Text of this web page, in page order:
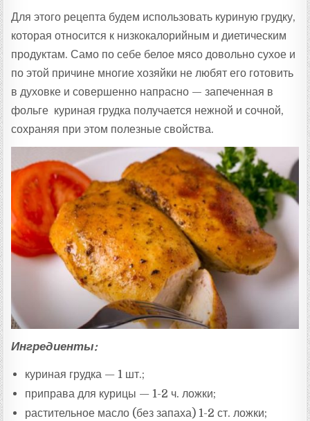
Для этого рецепта будем использовать куриную грудку,
которая относится к низкокалорийным и диетическим
продуктам. Само по себе белое мясо довольно сухое и
по этой причине многие хозяйки не любят его готовить
в духовке и совершенно напрасно — запеченная в
фольге куриная грудка получается нежной и сочной,
сохраняя при этом полезные свойства.
Ингредиенты:
куриная грудка — 1 шт.;
приправа для курицы — 1-2 ч. ложки;
растительное масло (без запаха) 1-2 ст. ложки;